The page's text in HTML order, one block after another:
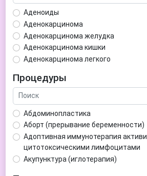
Аденоиды
Аденокарцинома
Аденокарцинома желудка
Аденокарцинома кишки
Аденокарцинома легкого
Аденома гипофиза
Аденома простаты
Аденома щитовидной железы
Аденомиоз
Адентия
Азооспермия
Акне (угри)
Алкоголизм
Процедуры
Абдоминопластика
Аборт (прерывание беременности)
Адоптивная иммунотерапия
цитотоксическими лимфоцитами
Акупунктура (иглотерапия)